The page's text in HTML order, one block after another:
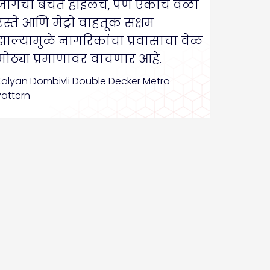
बचत होईलच, पण एकाच वेळी
आणि मेट्रो वाहतूक सक्षम
नागरिकांचा प्रवासाचा वेळ
प्रमाणावर वाचणार आहे.
Dombivli Double Decker Metro